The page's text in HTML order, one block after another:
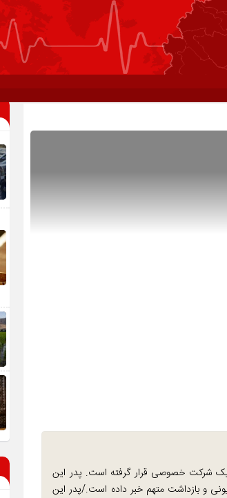
یک شرکت خصوصی قرار گرفته است. پدر این
آقای «ف. ق» شکایت کرده ایم. وکیل این خانواده هم از صدور قرار ۵۰۰ میلیونی و بازداشت متهم خبر داده است./پدر این